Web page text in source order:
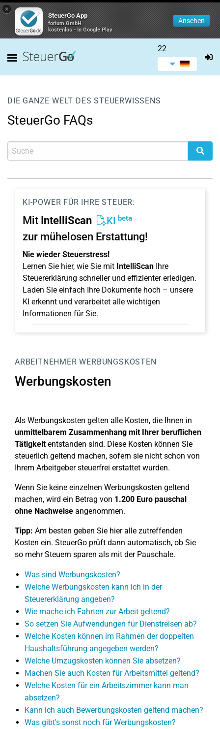
×
SteuerGo App
forium GmbH
kostenlos - In Google Play
Ansehen
22
DIE GANZE WELT DES STEUERWISSENS
SteuerGo FAQs
KI-POWER FÜR IHRE STEUER:
Mit IntelliScan KI beta
zur mühelosen Erstattung!
Nie wieder Steuerstress!
Lernen Sie hier, wie Sie mit IntelliScan Ihre
Steuererklärung schneller und effizienter erledigen.
Laden Sie einfach Ihre Dokumente hoch – unsere
KI erkennt und verarbeitet alle wichtigen
Informationen für Sie.
ARBEITNEHMER WERBUNGSKOSTEN
Werbungskosten
Als Werbungskosten gelten alle Kosten, die Ihnen in
unmittelbarem Zusammenhang mit Ihrer beruflichen
Tätigkeitentstanden sind. Diese Kosten können Sie
steuerlich geltend machen, sofern sie nicht schon von
Ihrem Arbeitgeber steuerfrei erstattet wurden.
Wenn Sie keine einzelnen Werbungskosten geltend
machen, wird ein Betrag von 1.200 Euro pauschal
ohne Nachweise angenommen.
Tipp: Am besten geben Sie hier alle zutreffenden
Kosten ein. SteuerGo prüft dann automatisch, ob Sie
so mehr Steuern sparen als mit der Pauschale.
Was sind Werbungskosten?
Welche Werbungskosten kann ich in der
Steuererklärung angeben?
Wie mache ich Fahrten zur Arbeit geltend?
So setzen Sie Aufwendungen für Dienstreisen ab?
Welche Kosten können im Rahmen der doppelten
Haushaltsführung angegeben werden?
Welche Umzugskosten können Sie absetzen?
Machen Sie auch Kosten für Arbeitsmittel geltend?
Welche Kosten für ein Arbeitszimmer kann man
absetzen?
Kann ich auch Bewerbungskosten geltend machen?
Was gibt's sonst noch für Werbungskosten?